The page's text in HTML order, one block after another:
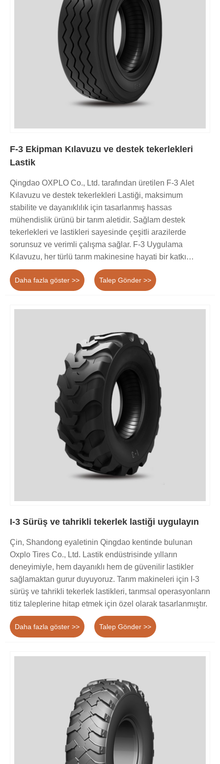
F-3 Ekipman Kılavuzu ve destek tekerlekleri
Lastik
Qingdao OXPLO Co., Ltd. tarafından üretilen F-3 Alet
Kılavuzu ve destek tekerlekleri Lastiği, maksimum
stabilite ve dayanıklılık için tasarlanmış hassas
mühendislik ürünü bir tarım aletidir. Sağlam destek
tekerlekleri ve lastikleri sayesinde çeşitli arazilerde
sorunsuz ve verimli çalışma sağlar. F-3 Uygulama
Kılavuzu, her türlü tarım makinesine hayati bir katkı
sağlayarak performansı ve üretkenliği artırır.
Daha fazla göster >> Talep Gönder >>
I-3 Sürüş ve tahrikli tekerlek lastiği uygulayın
Çin, Shandong eyaletinin Qingdao kentinde bulunan
Oxplo Tires Co., Ltd. Lastik endüstrisinde yılların
deneyimiyle, hem dayanıklı hem de güvenilir lastikler
sağlamaktan gurur duyuyoruz. Tarım makineleri için I-3
sürüş ve tahrikli tekerlek lastikleri, tarımsal operasyonların
titiz taleplerine hitap etmek için özel olarak tasarlanmıştır.
Daha fazla göster >> Talep Gönder >>